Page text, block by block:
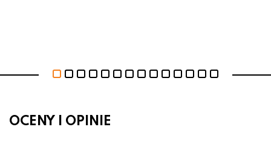
OCENY I OPINIE